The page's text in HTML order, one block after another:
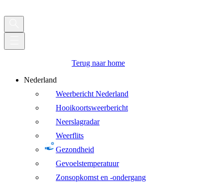
Terug naar home
Nederland
Weerbericht Nederland
Hooikoortsweerbericht
Neerslagradar
Weerflits
Gezondheid
Gevoelstemperatuur
Zonsopkomst en -ondergang